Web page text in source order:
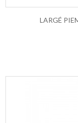
LARGÉ